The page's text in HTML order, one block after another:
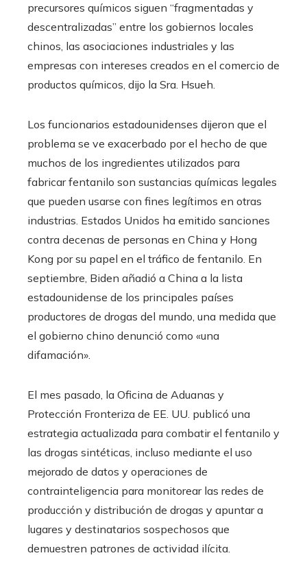
precursores químicos siguen “fragmentadas y
descentralizadas” entre los gobiernos locales
chinos, las asociaciones industriales y las
empresas con intereses creados en el comercio de
productos químicos, dijo la Sra. Hsueh.
Los funcionarios estadounidenses dijeron que el
problema se ve exacerbado por el hecho de que
muchos de los ingredientes utilizados para
fabricar fentanilo son sustancias químicas legales
que pueden usarse con fines legítimos en otras
industrias. Estados Unidos ha emitido sanciones
contra decenas de personas en China y Hong
Kong por su papel en el tráfico de fentanilo. En
septiembre, Biden añadió a China a la lista
estadounidense de los principales países
productores de drogas del mundo, una medida que
el gobierno chino denunció como «una
difamación».
El mes pasado, la Oficina de Aduanas y
Protección Fronteriza de EE. UU. publicó una
estrategia actualizada para combatir el fentanilo y
las drogas sintéticas, incluso mediante el uso
mejorado de datos y operaciones de
contrainteligencia para monitorear las redes de
producción y distribución de drogas y apuntar a
lugares y destinatarios sospechosos que
demuestren patrones de actividad ilícita.